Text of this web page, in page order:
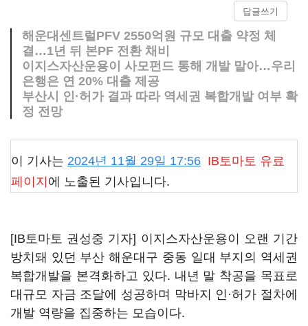
답글쓰기
해운대센트럴PFV 2550억원 규모 대출 약정 체
결…1년 뒤 본PF 전환 채비
이지스자산운용이 사모펀드 통해 개발 맡아…우리
은행은 연 20% 대출 제공
부산시 인·허가 결과 따라 역세권 복합개발 여부 확
정 전망
이 기사는 2024년 11월 29일 17:56 IB토마토 유료
페이지 에 노출된 기사입니다.
[IB토마토 권성중 기자] 이지스자산운용이 오랜 기간
방치돼 있던 부산 해운대구 중동 일대 부지의 역세권
복합개발을 본격화하고 있다. 내년 말 착공을 목표로
대규모 자금 조달에 성공하며 막바지 인·허가 절차에
개발 역량을 집중하는 모습이다.